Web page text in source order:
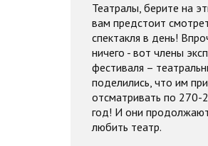
Театралы, берите на
вам предстоит
спектакля в день!
ничего - вот члены
фестиваля –
поделились, что им
отсматривать по 270-
год! И они
любить театр.